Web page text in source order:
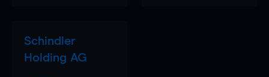
Schindler
Holding AG